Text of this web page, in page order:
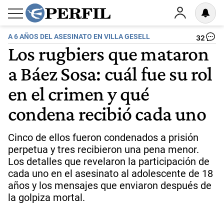
A 6 AÑOS DEL ASESINATO EN VILLA GESELL 32
Los rugbiers que mataron
a Báez Sosa: cuál fue su rol
en el crimen y qué
condena recibió cada uno
Cinco de ellos fueron condenados a prisión
perpetua y tres recibieron una pena menor.
Los detalles que revelaron la participación de
cada uno en el asesinato al adolescente de 18
años y los mensajes que enviaron después de
la golpiza mortal.